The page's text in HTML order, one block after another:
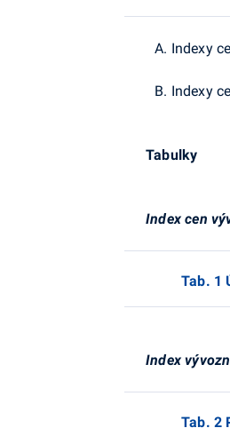
A. Indexy
B. Indexy
Tabulky
Index cen
Tab. 1
Index
Tab. 2